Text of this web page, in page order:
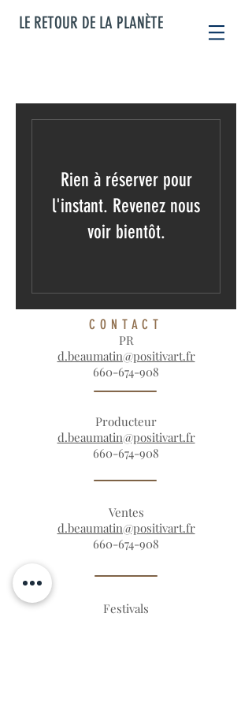
LE RETOUR DE LA PLANÈTE
Rien à réserver pour
l'instant. Revenez nous
voir bientôt.
CONTACT
PR
d.beaumatin@positivart.fr
660-674-908
Producteur
d.beaumatin@positivart.fr
660-674-908
Ventes
d.beaumatin@positivart.fr
660-674-908
Festivals